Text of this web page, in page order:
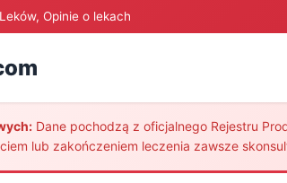
Opinie o lekach
Dane pochodzą z oficjalnego Rejestru
lub zakończeniem leczenia zawsze